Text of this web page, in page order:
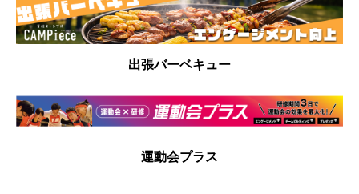
出張バーベキュー
運動会プラス